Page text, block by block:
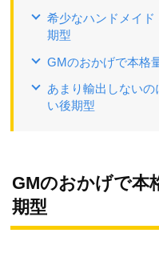
希少なハンドメイ
期型
GMのおかげで本格
あまり輸出しない
い後期型
GMのおかげで本
期型